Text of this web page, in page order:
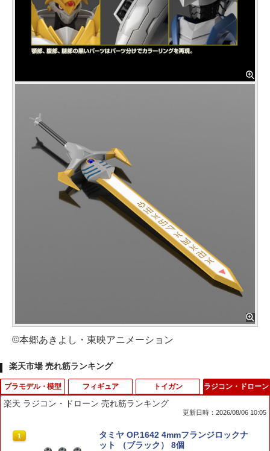
©本郷あきよし・東映アニメーション
楽天市場 売れ筋ランキング
プラモデル・模型
1
GuCra みかん 果物模型 本物そっくりの
模型 加重タイプ 8個パック 食品サンプル
フィギュア
1
BANDAI SPIRITS S.H.Figuarts モンキ
ー・D・ルフィ -鬼ヶ島討入-
トイガン
1
GLOCK-07 GLK-07 【強化/リペア
に！】GUARDER ガーダー 強化ピスト
ラジコン・ドローン
楽天 ラジコン・ドローン 売れ筋ランキング
更新日時：2026/08/06 10:05
1
タミヤ OP.1642 4mmフランジロックナ
ット （ブラック） 8個